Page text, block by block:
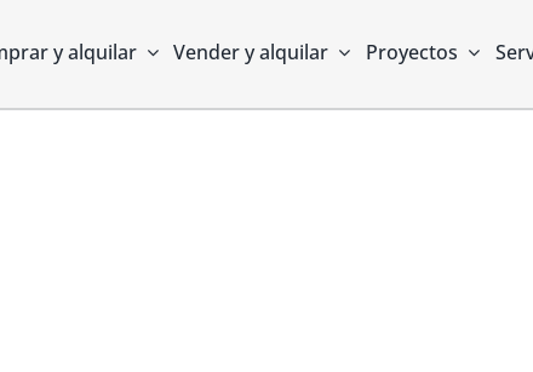
y alquilar Vender y alquilar Proyectos